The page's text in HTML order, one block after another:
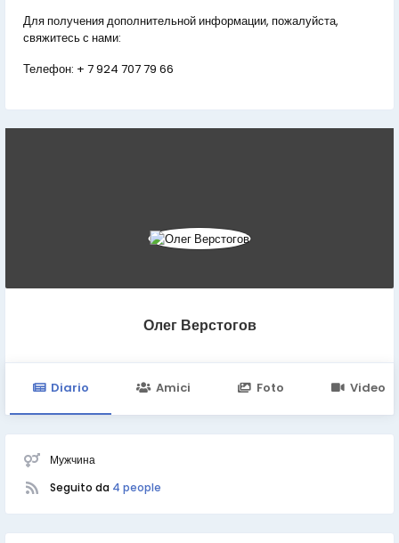
Для получения дополнительной информации, пожалуйста,
свяжитесь с нами:
Телефон: + 7 924 707 79 66
Олег Верстогов
Diario Amici Foto Video
Мужчина
Seguito da 4 people